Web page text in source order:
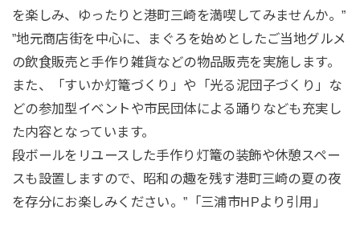
を楽しみ、ゆったりと港町三崎を満喫してみませんか。”
”地元商店街を中心に、まぐろを始めとしたご当地グルメ
の飲食販売と手作り雑貨などの物品販売を実施します。
また、「すいか灯篭づくり」や「光る泥団子づくり」な
どの参加型イベントや市民団体による踊りなども充実し
た内容となっています。
段ボールをリユースした手作り灯篭の装飾や休憩スペー
スも設置しますので、昭和の趣を残す港町三崎の夏の夜
を存分にお楽しみください。”「三浦市HPより引用」